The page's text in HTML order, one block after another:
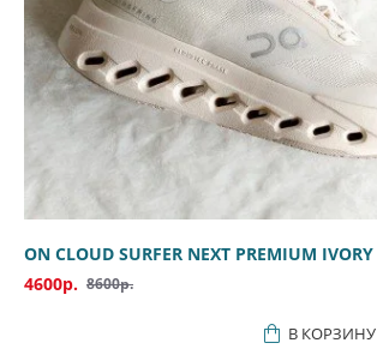
ON CLOUD SURFER NEXT PREMIUM IVORY
4600р. 8600р.
В КОРЗИНУ